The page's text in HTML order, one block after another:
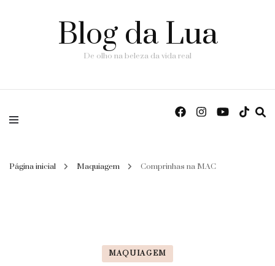
Blog da Lua
De olho na beleza da vida real
Página inicial Maquiagem Comprinhas na MAC
MAQUIAGEM